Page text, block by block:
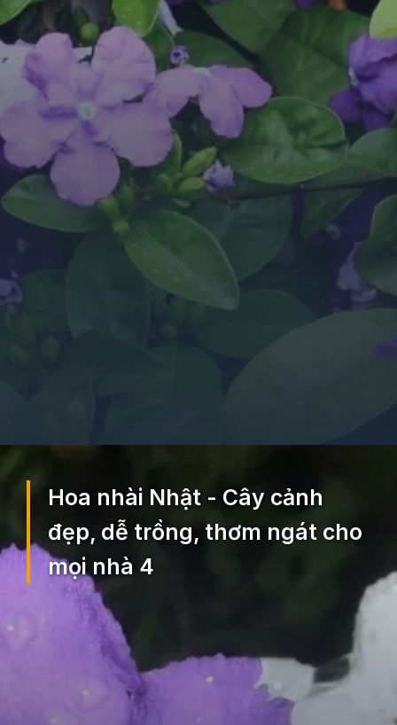
Hoa nhài Nhật - Cây cảnh
đẹp, dễ trồng, thơm ngát cho
mọi nhà 4